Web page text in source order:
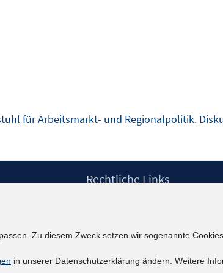
für Arbeitsmarkt- und Regionalpolitik.
Rechtliche Links
Erklärung zur Barrierefreiheit
Zu diesem Zweck setzen wir sogenannte
in unserer Datenschutzerklärung ändern. Weitere